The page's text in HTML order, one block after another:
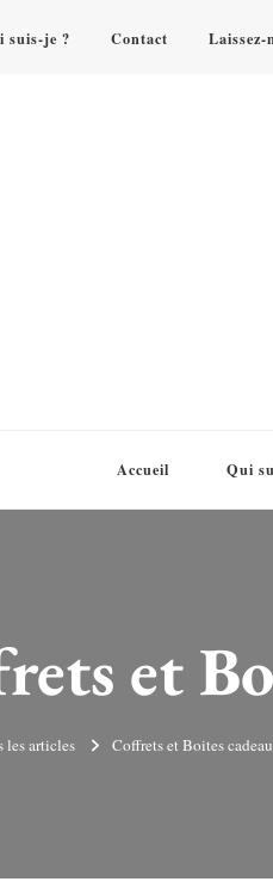
suis-je ? Contact Laissez-
Accueil Qui
et
les articles Coffrets et Boites